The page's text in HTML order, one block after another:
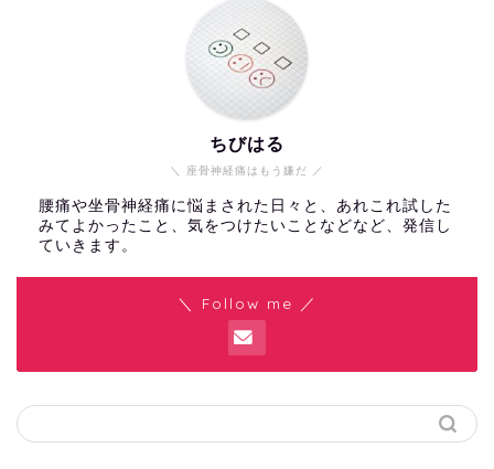
＼ 座骨神経痛はもう嫌だ ／
ちびはる
腰痛や坐骨神経痛に悩まされた日々と、あれこれ試した
みてよかったこと、気をつけたいことなどなど、発信し
ていきます。
＼ Follow me ／